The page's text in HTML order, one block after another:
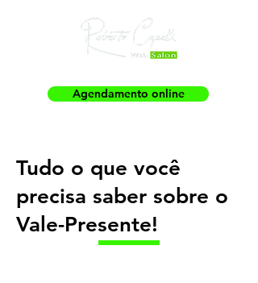
Agendamento online
Tudo o que você
precisa saber sobre o
Vale-Presente!